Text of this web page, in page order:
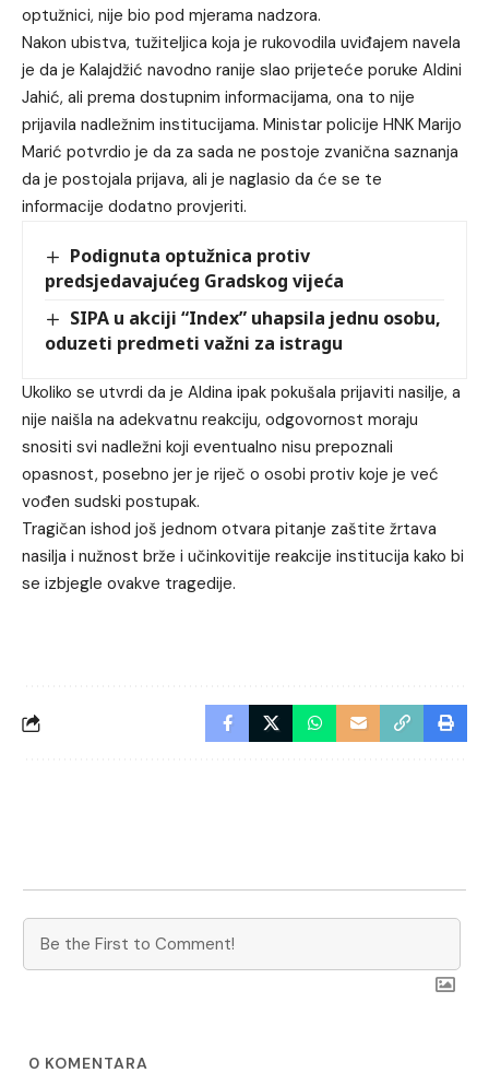
optužnici, nije bio pod mjerama nadzora.
Nakon ubistva, tužiteljica koja je rukovodila uviđajem navela
je da je Kalajdžić navodno ranije slao prijeteće poruke Aldini
Jahić, ali prema dostupnim informacijama, ona to nije
prijavila nadležnim institucijama. Ministar policije HNK Marijo
Marić potvrdio je da za sada ne postoje zvanična saznanja
da je postojala prijava, ali je naglasio da će se te
informacije dodatno provjeriti.
Podignuta optužnica protiv
predsjedavajućeg Gradskog vijeća
SIPA u akciji “Index” uhapsila jednu osobu,
oduzeti predmeti važni za istragu
Ukoliko se utvrdi da je Aldina ipak pokušala prijaviti nasilje, a
nije naišla na adekvatnu reakciju, odgovornost moraju
snositi svi nadležni koji eventualno nisu prepoznali
opasnost, posebno jer je riječ o osobi protiv koje je već
vođen sudski postupak.
Tragičan ishod još jednom otvara pitanje zaštite žrtava
nasilja i nužnost brže i učinkovitije reakcije institucija kako bi
se izbjegle ovakve tragedije.
0 KOMENTARA